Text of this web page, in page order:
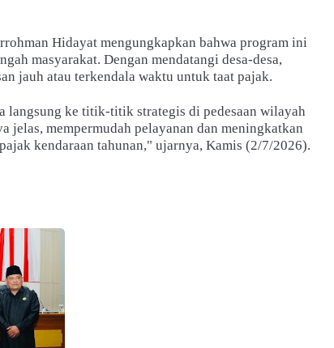
Hidayat mengungkapkan bahwa program ini
masyarakat. Dengan mendatangi desa-desa,
jauh atau terkendala waktu untuk taat pajak.
langsung ke titik-titik strategis di pedesaan wilayah
jelas, mempermudah pelayanan dan meningkatkan
kendaraan tahunan," ujarnya, Kamis (2/7/2026).